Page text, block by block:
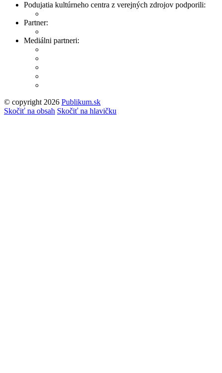
Podujatia kultúrneho centra z verejných zdrojov podporili:
Partner:
Mediálni partneri:
© copyright 2026 Publikum.sk
Tvorba stránok: Enjoy
Skočiť na obsah Skočiť na hlavičku